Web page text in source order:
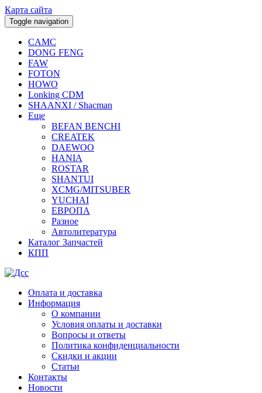
Карта сайта
Toggle navigation
CAMC
DONG FENG
FAW
FOTON
HOWO
Lonking CDM
SHAANXI / Shacman
Еще
BEFAN BENCHI
CREATEK
DAEWOO
HANIA
ROSTAR
SHANTUI
XCMG/MITSUBER
YUCHAI
ЕВРОПА
Разное
Aвтолитература
Каталог Запчастей
КПП
Оплата и доставка
Информация
О компании
Условия оплаты и доставки
Вопросы и ответы
Политика конфиденциальности
Скидки и акции
Статьи
Контакты
Новости